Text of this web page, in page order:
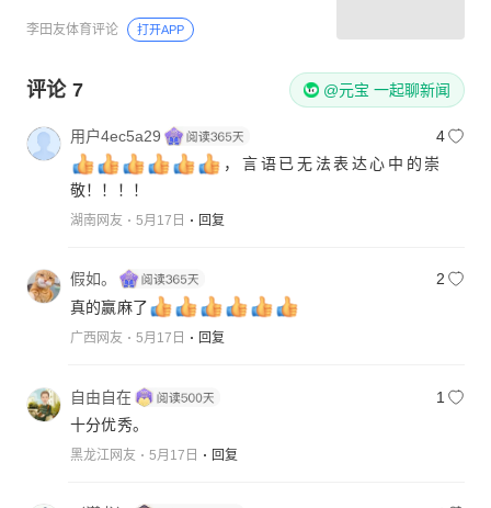
李田友体育评论 打开APP
评论 7 @元宝 一起聊新闻
用户4ec5a29
4
，言语已无法表达心中的崇
湖南网友 5月17日 回复
假如。
2
真的赢麻了
广西网友 5月17日 回复
自由自在
1
十分优秀。
黑龙江网友 5月17日 回复